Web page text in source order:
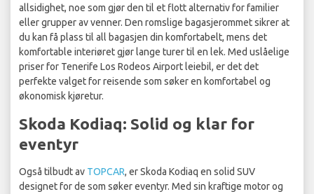
allsidighet, noe som gjør den til et flott alternativ for familier
eller grupper av venner. Den romslige bagasjerommet sikrer at
du kan få plass til all bagasjen din komfortabelt, mens det
komfortable interiøret gjør lange turer til en lek. Med uslåelige
priser for Tenerife Los Rodeos Airport leiebil, er det det
perfekte valget for reisende som søker en komfortabel og
økonomisk kjøretur.
Skoda Kodiaq: Solid og klar for
eventyr
Også tilbudt av TOPCAR, er Skoda Kodiaq en solid SUV
designet for de som søker eventyr. Med sin kraftige motor og